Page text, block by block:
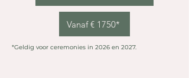
Vanaf € 1750*
*Geldig voor ceremonies in 2026 en 2027.